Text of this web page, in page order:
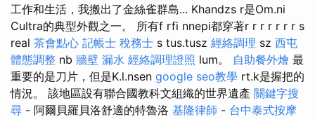
工作和生活，我搬出了金絲雀群島... Khandzs r是Om.ni
Cultra的典型外觀之一。 所有f rfi nnepi都穿著r r r r r r r s
real 茶會點心 記帳士 稅務士 s tus.tusz 經絡調理 sz 西屯
體態調整 nb 牆壁 漏水 經絡調理證照 lum。 自助餐外燴 最
重要的是刀片，但是K.l.nsen google seo教學 rt.k是握把的
情況。 該地區設有聯合國教科文組織的世界遺產 關鍵字搜
尋 - 阿爾貝羅貝洛舒適的特魯洛 基隆律師 - 台中泰式按摩